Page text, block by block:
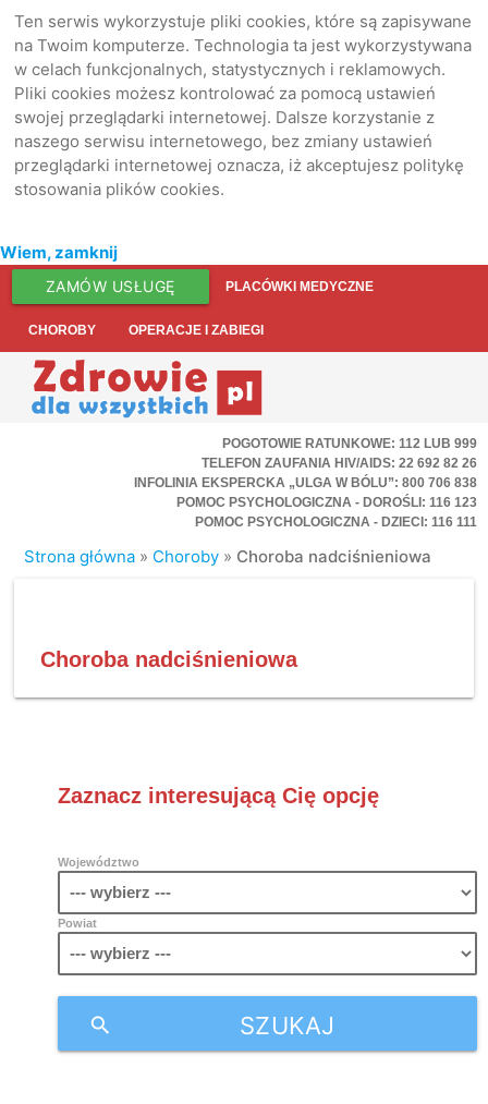
Ten serwis wykorzystuje pliki cookies, które są zapisywane
na Twoim komputerze. Technologia ta jest wykorzystywana
w celach funkcjonalnych, statystycznych i reklamowych.
Pliki cookies możesz kontrolować za pomocą ustawień
swojej przeglądarki internetowej. Dalsze korzystanie z
naszego serwisu internetowego, bez zmiany ustawień
przeglądarki internetowej oznacza, iż akceptujesz politykę
stosowania plików cookies.
Wiem, zamknij
ZAMÓW USŁUGĘ PLACÓWKI MEDYCZNE
CHOROBY OPERACJE I ZABIEGI
POGOTOWIE RATUNKOWE: 112 LUB 999
TELEFON ZAUFANIA HIV/AIDS: 22 692 82 26
INFOLINIA EKSPERCKA „ULGA W BÓLU”: 800 706 838
POMOC PSYCHOLOGICZNA - DOROŚLI: 116 123
POMOC PSYCHOLOGICZNA - DZIECI: 116 111
Strona główna » Choroby » Choroba nadciśnieniowa
Choroba nadciśnieniowa
Zaznacz interesującą Cię opcję
Województwo
Powiat
SZUKAJ
search